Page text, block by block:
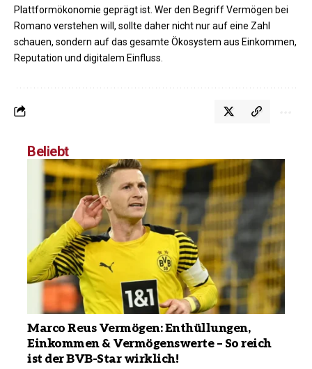
Plattformökonomie geprägt ist. Wer den BegriffVermögen bei
Romano verstehen will, sollte daher nicht nur auf eine Zahl
schauen, sondern auf das gesamte Ökosystem aus Einkommen,
Reputation und digitalem Einfluss.
Beliebt
Marco Reus Vermögen: Enthüllungen,
Einkommen & Vermögenswerte – So reich
ist der BVB-Star wirklich!